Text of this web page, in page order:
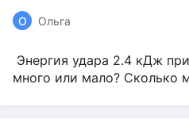
О Ольга
Энергия удара 2.4 кДж
много или мало? Сколько